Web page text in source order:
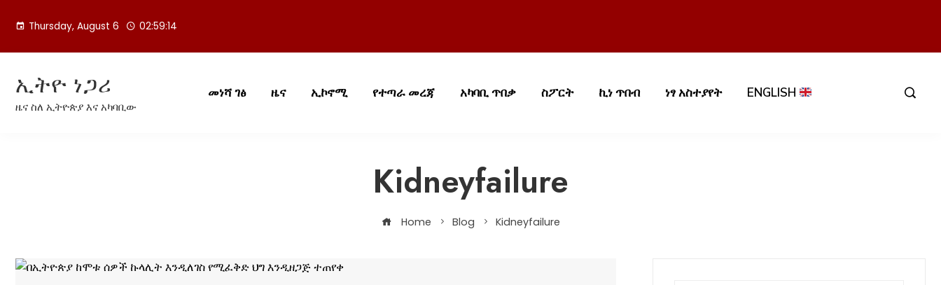
Thursday, August 6 02:59:14
ኢትዮ ነጋሪ
ዜና ስለ ኢትዮጵያ እና አካባቢው
መነሻ ገፅ ዜና ኢኮኖሚ የተጣራ መረጃ አካባቢ ጥበቃ ስፖርት ኪነ ጥበብ ነፃ አስተያየት ENGLISH
Kidneyfailure
Home Blog Kidneyfailure